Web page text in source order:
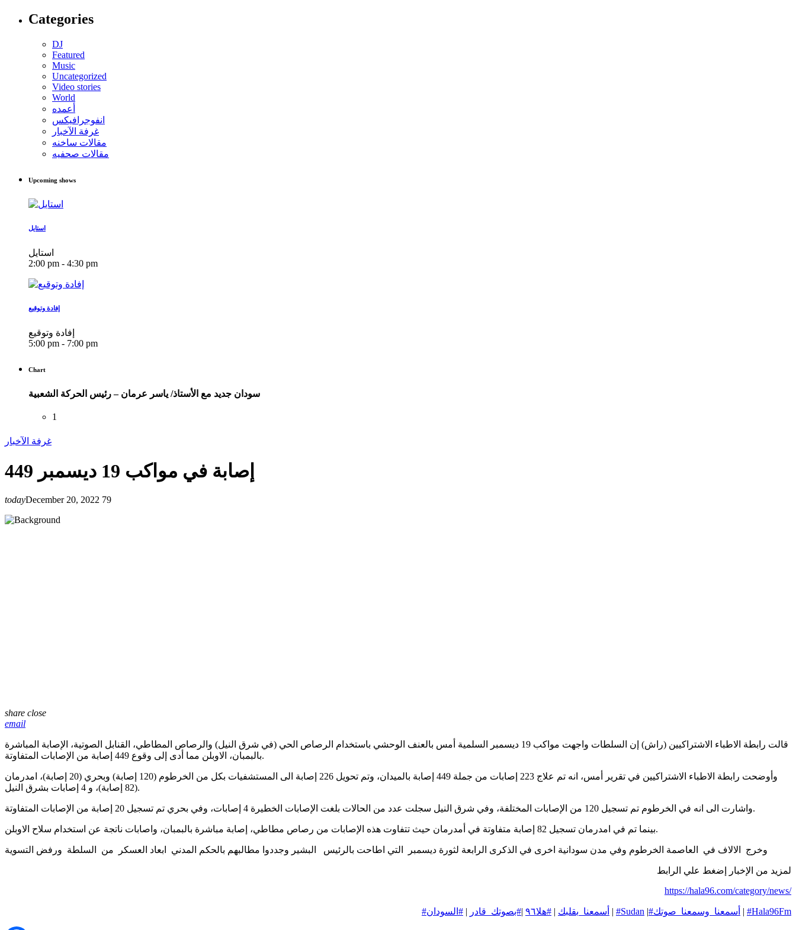
Categories
DJ
Featured
Music
Uncategorized
Video stories
World
أعمده
انفوجرافيكس
غرفة الآخبار
مقالات ساخنه
مقالات صحفيه
Upcoming shows
استايل
استايل
2:00 pm - 4:30 pm
إفادة وتوقيع
إفادة وتوقيع
5:00 pm - 7:00 pm
Chart
سودان جديد مع الأستاذ/ ياسر عرمان – رئيس الحركة الشعبية
1
غرفة الآخبار
449 إصابة في مواكب 19 ديسمبر
todayDecember 20, 2022 79
share close
email
قالت رابطة الاطباء الاشتراكيين (راش) إن السلطات واجهت مواكب 19 ديسمبر السلمية أمس بالعنف الوحشي باستخدام الرصاص الحي (في شرق النيل) والرصاص المطاطي، القنابل الصوتية، الإصابة المباشرة
بالبمبان، الاوبلن مما أدى إلى وقوع 449 إصابة من الإصابات المتفاوتة.
وأوضحت رابطة الاطباء الاشتراكيين في تقرير أمس، انه تم علاج 223 إصابات من جملة 449 إصابة بالميدان، وتم تحويل 226 إصابة الى المستشفيات بكل من الخرطوم (120 إصابة) وبحري (20 إصابة)، امدرمان
(82 إصابة)، و 4 إصابات بشرق النيل.
واشارت الى انه في الخرطوم تم تسجيل 120 من الإصابات المختلفة، وفي شرق النيل سجلت عدد من الحالات بلغت الإصابات الخطيرة 4 إصابات، وفي بحري تم تسجيل 20 إصابة من الإصابات المتفاوتة.
بينما تم في امدرمان تسجيل 82 إصابة متفاوتة في أمدرمان حيث تتفاوت هذه الإصابات من رصاص مطاطي، إصابة مباشرة بالبمبان، واصابات ناتجة عن استخدام سلاح الاوبلن.
وخرج الالاف في العاصمة الخرطوم وفي مدن سودانية اخرى في الذكرى الرابعة لثورة ديسمبر التي اطاحت بالرئيس البشير وجددوا مطالبهم بالحكم المدني ابعاد العسكر من السلطة ورفض التسوية
لمزيد من الإخبار إضغط علي الرابط
https://hala96.com/category/news/
#أسمعنا_بقلبك | #هلا٩٦ |#بصوتك_قادر | #السودان | #Sudan | #أسمعنا_وسمعنا_صوتك | #Hala96Fm